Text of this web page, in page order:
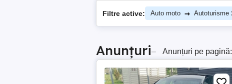
Filtre active: Auto moto → Autoturisme
Anunțuri– Anunțuri pe pagină: